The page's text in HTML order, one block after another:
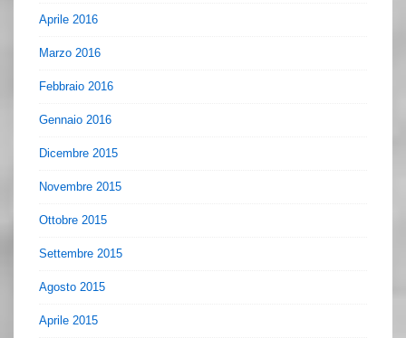
Aprile 2016
Marzo 2016
Febbraio 2016
Gennaio 2016
Dicembre 2015
Novembre 2015
Ottobre 2015
Settembre 2015
Agosto 2015
Aprile 2015